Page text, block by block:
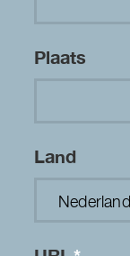
Plaats
Land